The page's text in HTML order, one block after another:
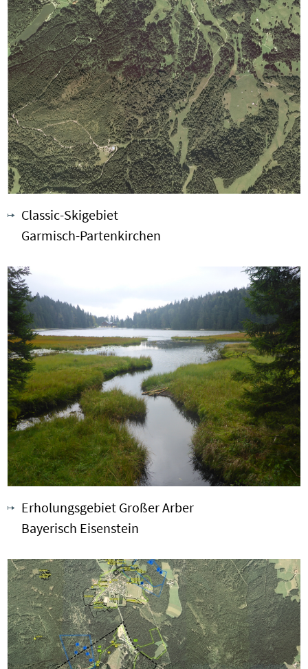
Classic-Skigebiet
Garmisch-Partenkirchen
Erholungsgebiet Großer Arber
Bayerisch Eisenstein